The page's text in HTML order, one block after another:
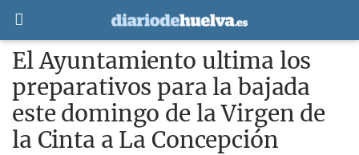
El Ayuntamiento ultima los
preparativos para la bajada
este domingo de la Virgen de
la Cinta a La Concepción